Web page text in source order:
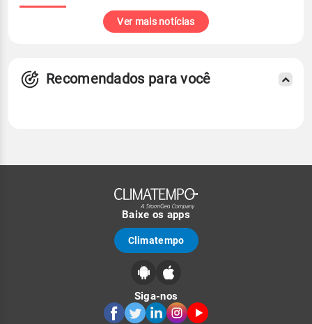
Ver mais notícias
Recomendados para você
Baixe os apps
Climatempo
Siga-nos